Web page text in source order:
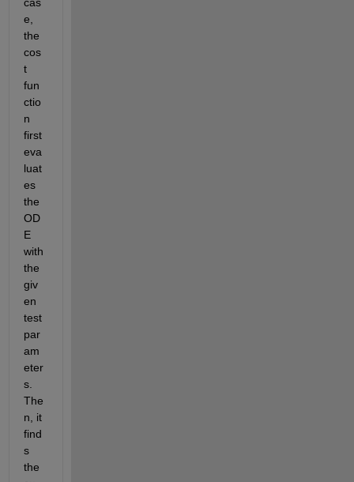
e,
the
cos
t
fun
ctio
n
first
eva
luat
es
the
OD
E
with
the
giv
en
test
par
am
eter
s.
The
n, it
find
s
the